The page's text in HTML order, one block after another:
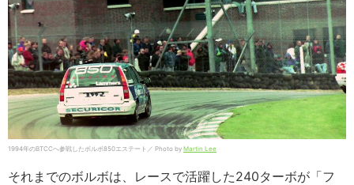
1994年のBTCCへ参戦したボルボ850エステート／ Photo by Martin Lee
それまでのボルボは、レースで活躍した240ターボが「フ